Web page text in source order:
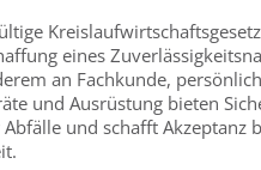
eines
an Fachkunde,
und Ausrüstung bieten
und schafft Akzeptanz